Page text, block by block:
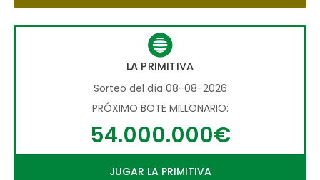
LA PRIMITIVA
Sorteo del día 08-08-2026
PRÓXIMO BOTE MILLONARIO:
54.000.000€
JUGAR LA PRIMITIVA